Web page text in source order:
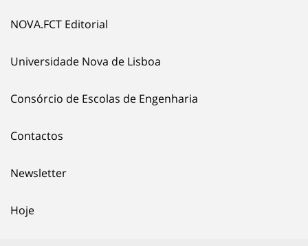
NOVA.FCT Editorial
Universidade Nova de Lisboa
Consórcio de Escolas de Engenharia
Contactos
Newsletter
Hoje